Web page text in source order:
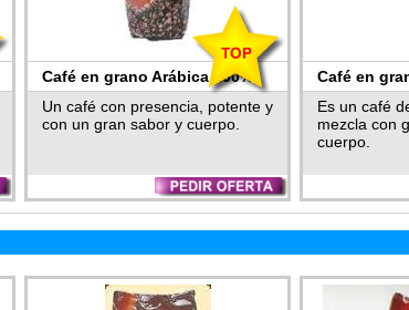
Café en grano Arábica 100%
Colombia
Un café con presencia, potente y
con un gran sabor y cuerpo.
Café en
Es un café
mezcla con
cuerpo.